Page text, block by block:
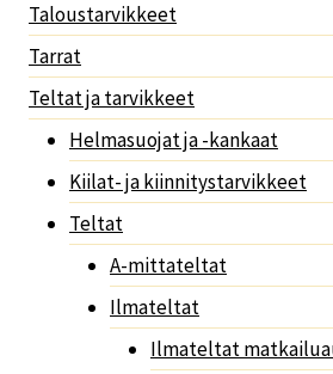
Taloustarvikkeet
Tarrat
Teltat ja tarvikkeet
Helmasuojat ja -kankaat
Kiilat- ja kiinnitystarvikkeet
Teltat
A-mittateltat
Ilmateltat
Ilmateltat